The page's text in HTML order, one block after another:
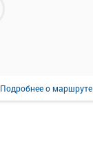
Подробнеео маршруте